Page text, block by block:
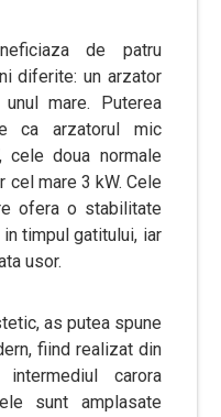
de patru
diferite: un arzator
mare. Puterea
ca arzatorul mic
cele doua normale
cel mare 3 kW. Cele
ofera o stabilitate
timpul gatitului, iar
usor.
as putea spune
fiind realizat din
carora
sunt amplasate